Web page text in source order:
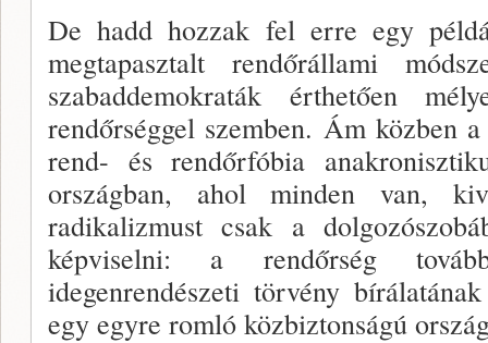
De hadd hozzak fel erre egy
megtapasztalt rendőrállami
szabaddemokraták érthetően
rendőrséggel szemben. Ám közben
rend- és rendőrfóbia
ország­ban, ahol minden van,
radikalizmust csak a
képvi­selni: a rendőrség
idegenrendészeti törvény
egy egyre romló közbiztonságú